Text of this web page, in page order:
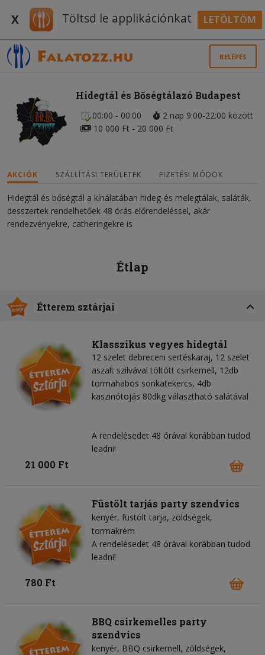
X Töltsd le applikációnkat LETÖLTÖM
BELÉPÉS
Hidegtál és Bőségtálazó Budapest
00:00 - 00:00
2 nap 9:00-22:00 között
10 000 Ft - 20 000 Ft
AKCIÓK SZÁLLÍTÁSI TERÜLETEK FIZETÉSI MÓDOK
Hidegtál és bőségtál a kínálatában hideg-és melegtálak, saláták,
desszertek rendelhetőek 48 órás előrendeléssel, akár
rendezvényekre, catheringekre is
Étlap
Étterem sztárjai
Klasszikus vegyes hidegtál
12 szelet debreceni sertéskaraj, 12 szelet
aszalt szilvával töltött csirkemell, 12db
tormahabos sonkatekercs, 4db
kaszinótojás 80dkg választható salátával
A rendelésedet 48 órával korábban tudod
leadni!
21 000 Ft
Füstölt tarjás party szendvics
kenyér füstölt tarja zöldségek
tormakrém
A rendelésedet 48 órával korábban tudod
leadni!
780 Ft
BBQ csirkemelles party
szendvics
kenyér BBQ csirkemell zöldségek